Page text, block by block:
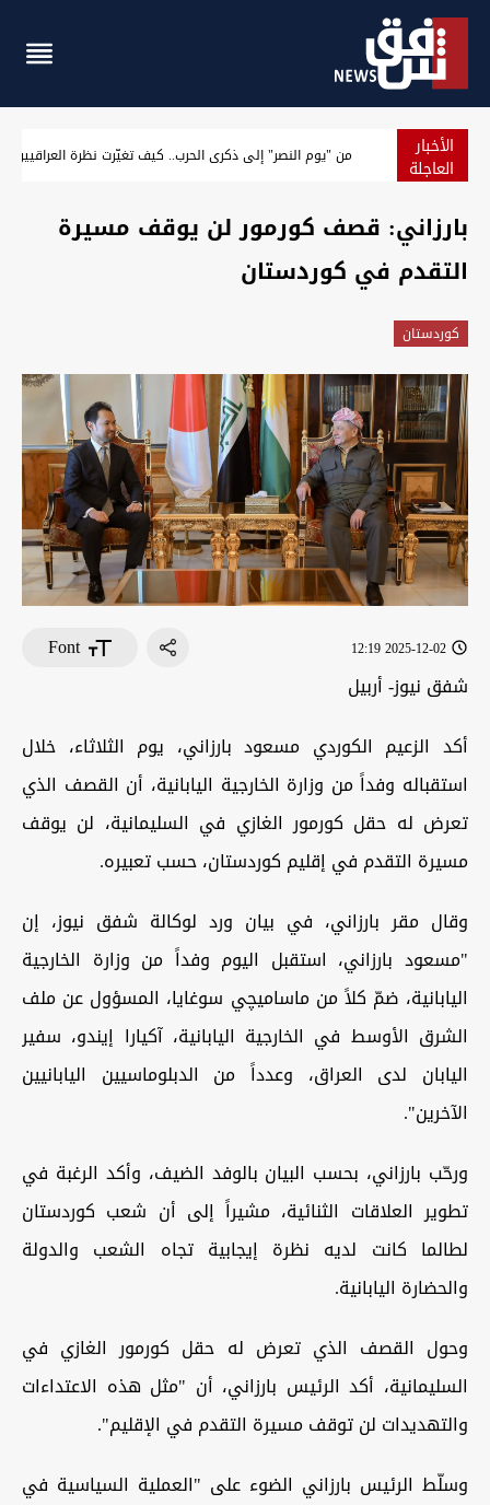
الأخبار
العاجلة من "يوم النصر" إلى ذكرى الحرب.. كيف تغيّرت نظرة العراقيين إلى
بارزاني: قصف كورمور لن يوقف مسيرة
التقدم في كوردستان
كوردستان
2025-12-02 12:19
Font
شفق نيوز- أربيل
أكد الزعيم الكوردي مسعود بارزاني، يوم الثلاثاء، خلال
استقباله وفداً من وزارة الخارجية اليابانية، أن القصف الذي
تعرض له حقل كورمور الغازي في السليمانية، لن يوقف
مسيرة التقدم في إقليم كوردستان، حسب تعبيره.
وقال مقر بارزاني، في بيان ورد لوكالة شفق نيوز، إن
"مسعود بارزاني، استقبل اليوم وفداً من وزارة الخارجية
اليابانية، ضمّ كلاً من ماساميچي سوغايا، المسؤول عن ملف
الشرق الأوسط في الخارجية اليابانية، آكيارا إيندو، سفير
اليابان لدى العراق، وعدداً من الدبلوماسيين اليابانيين
الآخرين".
ورحّب بارزاني، بحسب البيان بالوفد الضيف، وأكد الرغبة في
تطوير العلاقات الثنائية، مشيراً إلى أن شعب كوردستان
لطالما كانت لديه نظرة إيجابية تجاه الشعب والدولة
والحضارة اليابانية.
وحول القصف الذي تعرض له حقل كورمور الغازي في
السليمانية، أكد الرئيس بارزاني، أن "مثل هذه الاعتداءات
والتهديدات لن توقف مسيرة التقدم في الإقليم".
وسلّط الرئيس بارزاني الضوء على "العملية السياسية في